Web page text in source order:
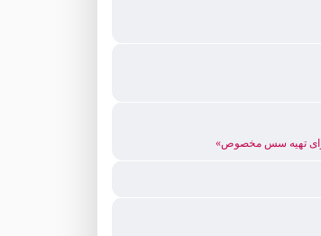
« برای تهیه سس مخصوص»